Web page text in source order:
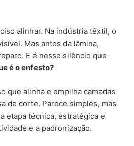
alinhar. Na indústria têxtil, o
Mas antes da lâmina,
E é nesse silêncio que
é o enfesto?
que alinha e empilha camadas
de corte. Parece simples, mas
etapa técnica, estratégica e
e a padronização.